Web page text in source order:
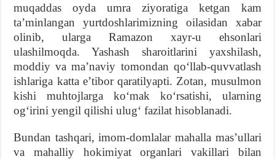
muqaddas oyda umra ziyoratiga ketgan kam
taʼminlangan yurtdoshlarimizning oilasidan xabar
olinib, ularga Ramazon xayr-u ehsonlari
ulashilmoqda. Yashash sharoitlarini yaxshilash,
moddiy va maʼnaviy tomondan qoʻllab-quvvatlash
ishlariga katta eʼtibor qaratilyapti. Zotan, musulmon
kishi muhtojlarga koʻmak koʻrsatishi, ularning
ogʻirini yengil qilishi ulugʻ fazilat hisoblanadi.
Bundan tashqari, imom-domlalar mahalla masʼullari
va mahalliy hokimiyat organlari vakillari bilan